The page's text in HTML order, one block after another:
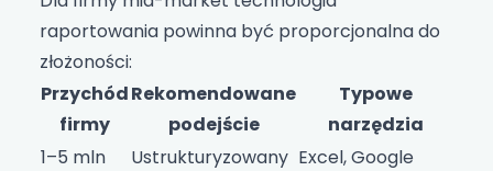
raportowania powinna być proporcjonalna do
złożoności:
Przychód
firmy
Rekomendowane
podejście
Typowe
narzędzia
1–5 mln
Ustrukturyzowany Excel, Google